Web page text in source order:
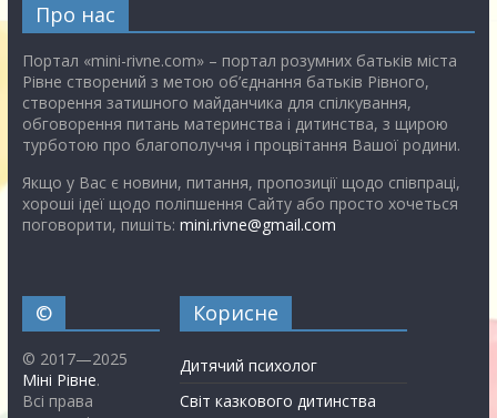
Про нас
Портал «mini-rivne.com» – портал розумних батьків міста
Рівне створений з метою об’єднання батьків Рівного,
створення затишного майданчика для спілкування,
обговорення питань материнства і дитинства, з щирою
турботою про благополуччя і процвітання Вашої родини.
Якщо у Вас є новини, питання, пропозиції щодо співпраці,
хороші ідеї щодо поліпшення Сайту або просто хочеться
поговорити, пишіть: mini.rivne@gmail.com
©
© 2017—2025
Міні Рівне.
Всі права
Корисне
Дитячий психолог
Світ казкового дитинства